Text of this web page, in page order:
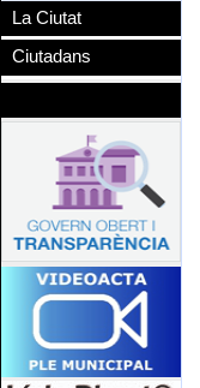
La Ciutat
Ciutadans